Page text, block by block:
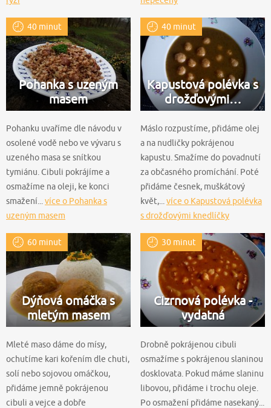
40 minut
Pohanka s uzeným
masem
Pohanku uvaříme dle návodu v
osolené vodě nebo ve vývaru s
uzeného masa se snítkou
tymiánu. Cibuli pokrájíme a
osmažíme na oleji, ke konci
smažení...více o Pohanka s
uzeným masem
40 minut
Kapustová polévka s
drožďovými…
Máslo rozpustíme, přidáme olej
a na nudličky pokrájenou
kapustu. Smažíme do povadnutí
za občasného promíchání. Poté
přidáme česnek, muškátový
květ,...více o Kapustová polévka
s drožďovými knedlíčky
60 minut
Dýňová omáčka s
mletým masem
Mleté maso dáme do mísy,
ochutíme kari kořením dle chuti,
solí nebo sojovou omáčkou,
přidáme jemně pokrájenou
cibuli a vejce a dobře
30 minut
Cizrnová polévka -
vydatná
Drobně pokrájenou cibuli
osmažíme s pokrájenou slaninou
dosklovata. Pokud máme slaninu
libovou, přidáme i trochu oleje.
Po osmažení přidáme nasekaný...